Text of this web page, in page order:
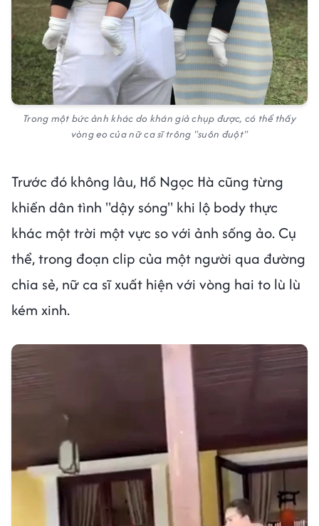
Trong một bức ảnh khác do khán giả chụp được, có thể thấy
vòng eo của nữ ca sĩ trông "suôn đuột"
Trước đó không lâu, Hồ Ngọc Hà cũng từng
khiến dân tình "dậy sóng" khi lộ body thực
khác một trời một vực so với ảnh sống ảo. Cụ
thể, trong đoạn clip của một người qua đường
chia sẻ, nữ ca sĩ xuất hiện với vòng hai to lù lù
kém xinh.